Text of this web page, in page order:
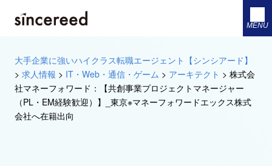
MENU
大手企業に強いハイクラス転職エージェント【シンシアード】
> 求人情報 > IT・Web・通信・ゲーム > アーキテクト > 株式会
社マネーフォワード：【共創事業プロジェクトマネージャー
（PL・EM経験歓迎）】_東京※マネーフォワードエックス株式
会社へ在籍出向